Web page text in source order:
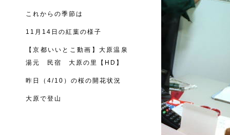
これからの季節は
11月14日の紅葉の様子
【京都いいとこ動画】大原温泉
湯元 民宿 大原の里【HD】
昨日（4/10）の桜の開花状況
大原で登山